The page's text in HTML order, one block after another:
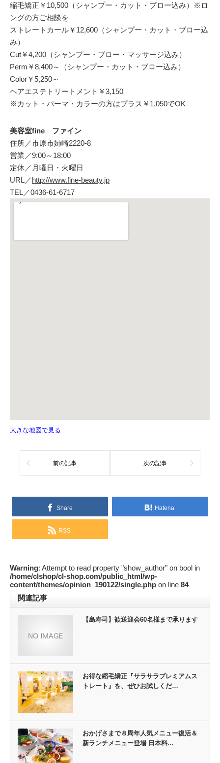
縮毛矯正￥10,500（シャンプー・カット・ブロー込み）※ロ
ングの方ご相談を
ストレートカール￥12,600（シャンプー・カット・ブロー込
み）
Cut￥4,200（シャンプー・ブロー・マッサージ込み）
Perm￥8,400～（シャンプー・カット・ブロー込み）
Color￥5,250～
ヘアエステトリートメント￥3,150
※カット・パーマ・カラーの方はプラス￥1,050でOK
美容室fine ファイン
住所／市原市姉崎2220-8
営業／9:00～18:00
定休／月曜日・火曜日
URL／http://www.fine-beauty.jp
TEL／0436-61-6717
大きな地図で見る
前の記事 次の記事
Share Hatena
RSS
Warning: Attempt to read property "show_author" on bool in
/home/clshop/cl-shop.com/public_html/wp-
content/themes/opinion_190122/single.php on line 84
関連記事
【島寿司】歓送迎会60名様まで承ります
お得な縮毛矯正『サラサラプレミアムス
トレート』を、ぜひお試しくだ…
おかげさまで８周年人気メニュー復活＆
新ランチメニュー登場 日本料…